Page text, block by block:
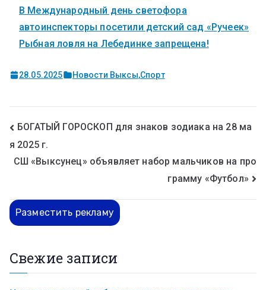
В Международный день светофора
автоинспекторы посетили детский сад «Ручеек»
Рыбная ловля на Лебединке запрещена!
28.05.2025 Новости Выксы,Спорт
БОГАТЫЙ ГОРОСКОП для знаков зодиака на 28 ма
я 2025 г.
СШ «Выксунец» объявляет набор мальчиков на про
грамму «Футбол»
Разместить рекламу
Свежие записи